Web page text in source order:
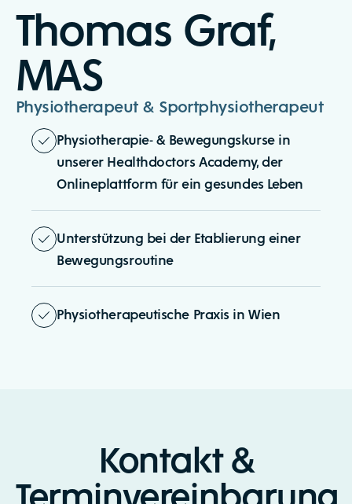
Thomas Graf,
MAS
Physiotherapeut & Sportphysiotherapeut
Physiotherapie- & Bewegungskurse in
unserer Healthdoctors Academy, der
Onlineplattform für ein gesundes Leben
Unterstützung bei der Etablierung einer
Bewegungsroutine
Physiotherapeutische Praxis in Wien
Kontakt &
Terminvereinbarung